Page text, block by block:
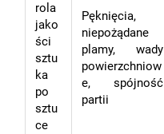
rola
jako
ści
sztu
ka
po
sztu
ce
Pęknięcia,
niepożądane
plamy, wady
powierzchniow
e, spójność
partii